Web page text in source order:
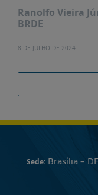
Ranolfo Vieira
BRDE
8 DE JULHO DE 2024
Sede:Brasília – DF